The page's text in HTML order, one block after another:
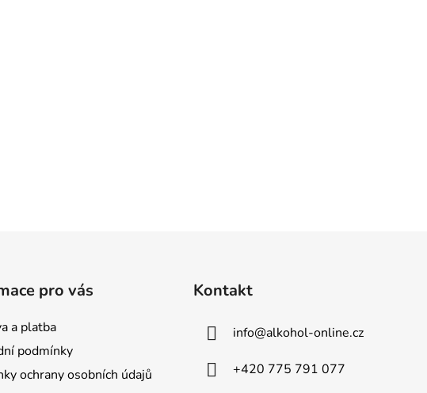
pro vás
a platba
podmínky
ochrany osobních údajů
Kontakt
info@alkohol-online.cz
+420 775 791 077